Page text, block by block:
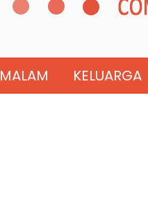
MALAM KELUARGA